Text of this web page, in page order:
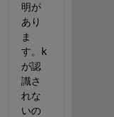
明が
あり
ま
す。 k
が認
識さ
れな
いの